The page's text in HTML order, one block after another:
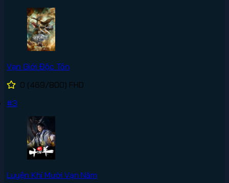
Vạn Giới Độc Tôn
0 (469/800) FHD
#3
Luyện Khí Mười Vạn Năm